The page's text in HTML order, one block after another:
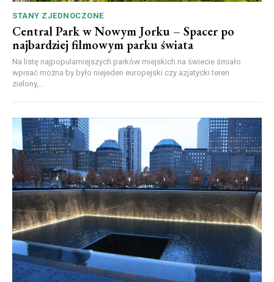
STANY ZJEDNOCZONE
Central Park w Nowym Jorku – Spacer po
najbardziej filmowym parku świata
Na listę najpopularniejszych parków miejskich na świecie śmiało
wpisać można by było niejeden europejski czy azjatycki teren
zielony,...